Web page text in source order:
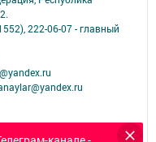
222-06-07 - главный